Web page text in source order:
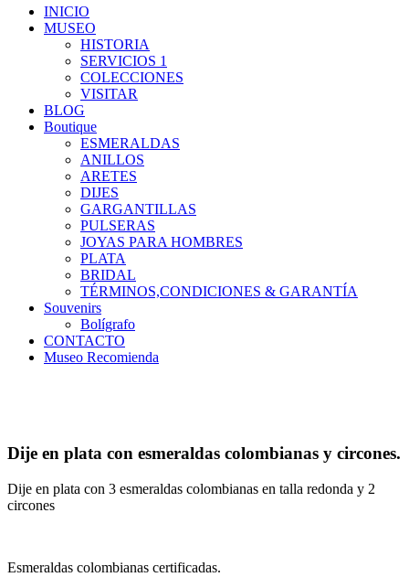
INICIO
MUSEO
HISTORIA
SERVICIOS 1
COLECCIONES
VISITAR
BLOG
Boutique
ESMERALDAS
ANILLOS
ARETES
DIJES
GARGANTILLAS
PULSERAS
JOYAS PARA HOMBRES
PLATA
BRIDAL
TÉRMINOS,CONDICIONES & GARANTÍA
Souvenirs
Bolígrafo
CONTACTO
Museo Recomienda
Dije en plata con esmeraldas colombianas y circones.
Dije en plata con 3 esmeraldas colombianas en talla redonda y 2
circones
Esmeraldas colombianas certificadas.